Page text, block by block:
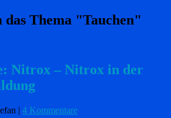
Thema "Tauchen"
Nitrox – Nitrox in der
| 4 Kommentare